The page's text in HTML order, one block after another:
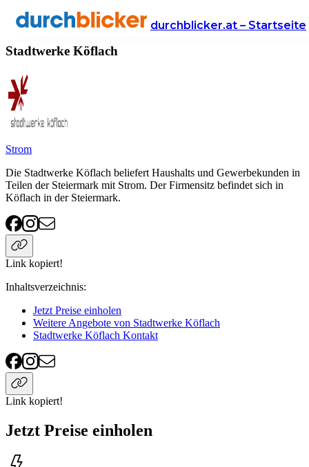
durchblicker.at – Startseite
Anbieter Energie Stadtwerke Köflach
Stadtwerke Köflach
Strom
Die Stadtwerke Köflach beliefert Haushalts und Gewerbekunden in
Teilen der Steiermark mit Strom. Der Firmensitz befindet sich in
Köflach in der Steiermark.
Link kopiert!
Inhaltsverzeichnis:
Jetzt Preise einholen
Weitere Angebote von Stadtwerke Köflach
Stadtwerke Köflach Kontakt
Link kopiert!
Jetzt Preise einholen